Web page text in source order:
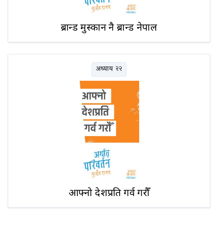
ब्रान्ड मुस्कान नै ब्रान्ड नेपाल
अध्याय २२
आफ्नो देशप्रति गर्व गरौँ